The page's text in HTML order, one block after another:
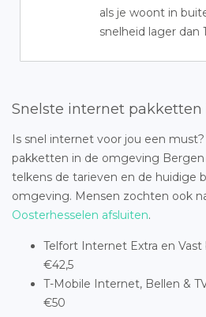
als je woont in
snelheid lager dan
Snelste internet pakketten
Is snel internet voor jou een
pakketten in de omgeving Bergen
telkens de tarieven en de huidige
omgeving. Mensen zochten ook
Oosterhesselen afsluiten.
Telfort Internet Extra en
€42,5
T-Mobile Internet, Bellen &
€50